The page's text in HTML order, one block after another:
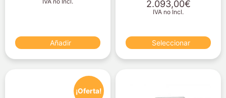
Añadir
2.093,00€
IVA no Incl.
Seleccionar
¡Oferta!